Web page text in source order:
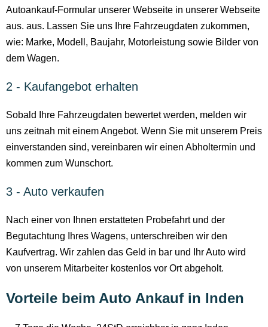
Autoankauf-Formular unserer Webseite in unserer Webseite
aus. aus. Lassen Sie uns Ihre Fahrzeugdaten zukommen,
wie: Marke, Modell, Baujahr, Motorleistung sowie Bilder von
dem Wagen.
2 - Kaufangebot erhalten
Sobald Ihre Fahrzeugdaten bewertet werden, melden wir
uns zeitnah mit einem Angebot. Wenn Sie mit unserem Preis
einverstanden sind, vereinbaren wir einen Abholtermin und
kommen zum Wunschort.
3 - Auto verkaufen
Nach einer von Ihnen erstatteten Probefahrt und der
Begutachtung Ihres Wagens, unterschreiben wir den
Kaufvertrag. Wir zahlen das Geld in bar und Ihr Auto wird
von unserem Mitarbeiter kostenlos vor Ort abgeholt.
Vorteile beim Auto Ankauf in Inden